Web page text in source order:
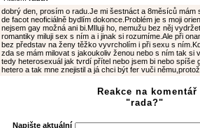
dobrý den, prosím o radu.Je mi šestnáct a 8měsíců mám
de facot neoficiálně bydlím dokonce.Problém je s moji
nejsem gay možná ani bi.MIluji ho, nemužu bez něj
romantiky miluji sex s ním a i jinak si rozumíme.Ale při
bez představ na ženy těžko vyvrcholím i při sexu s
zda se mám milovat s jakoukoliv ženou nebo s ním tak si
tedy heterosexuál jak tvrdí přítel nebo jsem bi nebo spíše
hetero a tak mne znejistil a já chci být fer vuči
Reakce na komentář
"rada?"
Napište aktuální